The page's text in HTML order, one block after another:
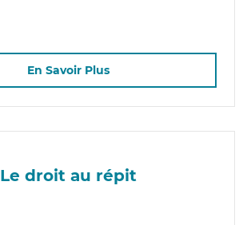
En Savoir Plus
Le droit au répit